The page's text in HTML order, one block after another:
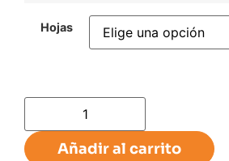
Hojas
Añadir al carrito